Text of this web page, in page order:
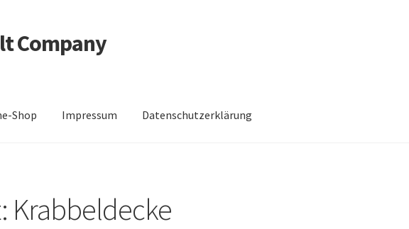
Company
Shop Impressum Datenschutzerklärung
Krabbeldecke